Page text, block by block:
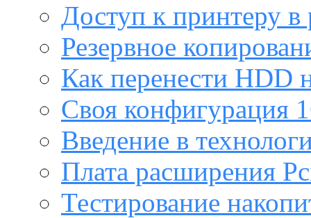
Доступ к принтеру в
Резервное
Как перенести HDD
Своя конфигурация
Введение в
Плата расширения
Тестирование